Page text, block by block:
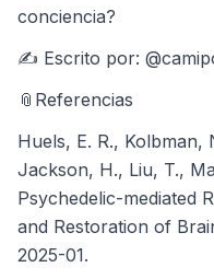
conciencia?
✍️ Escrito por:
📎Referencias
Huels, E. R., Kolbman,
Jackson, H., Liu, T.,
Psychedelic-mediated
and Restoration of
2025-01.